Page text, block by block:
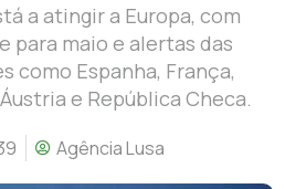
a atingir a Europa, com
para maio e alertas das
como Espanha, França,
e República Checa.
Agência Lusa